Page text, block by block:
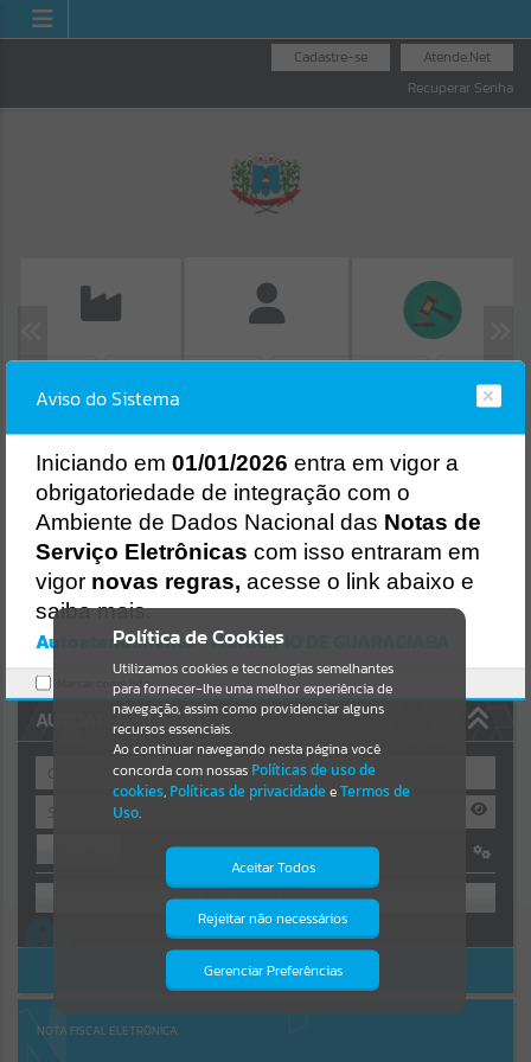
Atende.Net
Cadastre-se
Recuperar Senha
ISS/ALVARÁ
Resultados para""
Portais
Por favor, aguarde...
NOTÍCIAS
Por favor, aguarde...
Por favor, aguarde...
AUTOATENDIMENTO
OU
Cadastre-se|Recuperar Senha
ACESSAR SEM LOGIN
NOTA FISCAL ELETRÔNICA
Política de Cookies
Utilizamos cookies e tecnologias semelhantes
para fornecer-lhe uma melhor experiência de
navegação, assim como providenciar alguns
recursos essenciais.
Ao continuar navegando nesta página você
concorda com nossas Políticas de uso de
cookies, Políticas de privacidadeeTermos de
Uso.
Aceitar Todos
Rejeitar não necessários
Gerenciar Preferências
Isto significa que diversos recursos
providenciados poderão não estar
Aviso do Sistema
Iniciando em 01/01/2026 entra em vigor a
obrigatoriedade de integração com o
Ambiente de Dados Nacional das Notas de
Serviço Eletrônicas com isso entraram em
vigor novas regras, acesse o link abaixo e
saiba mais.
Autoatendimento - MUNICIPIO DE GUARACIABA
Marcar como lido.
Erro
Gerenciamento do Sistema
CÓDIGO DA MENSAGEM:
Ocorreu um erro de script:
Uncaught SyntaxError: Unexpected token '('
https://guaraciaba.atende.net/cidadao/pagina/static/bundle/wpo_in
dex_2_base_l2_portal_editores_sync_d9fb77cfd5741fafc9972edc7a6
41fea.js?v=83d4f602:47
Verificar Mais Detalhes